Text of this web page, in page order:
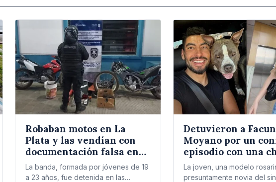
Robaban motos en La
Plata y las vendían con
documentación falsa en
Quilmes
La banda, formada por jóvenes de 19
a 23 años, fue detenida en las
Detuvieron a
Moyano por un
episodio con una
el barrio porteño
Belgrano
La joven, una modelo
presuntamente novia del